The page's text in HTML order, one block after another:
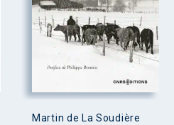
Martin de La Soudière